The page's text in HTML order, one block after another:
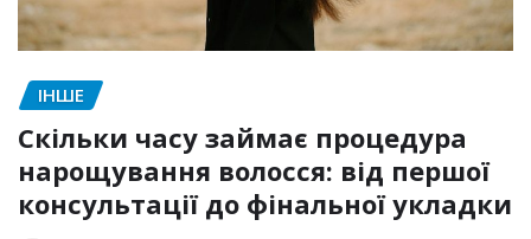
ІНШЕ
Скільки часу займає процедура
нарощування волосся: від першої
консультації до фінальної укладки